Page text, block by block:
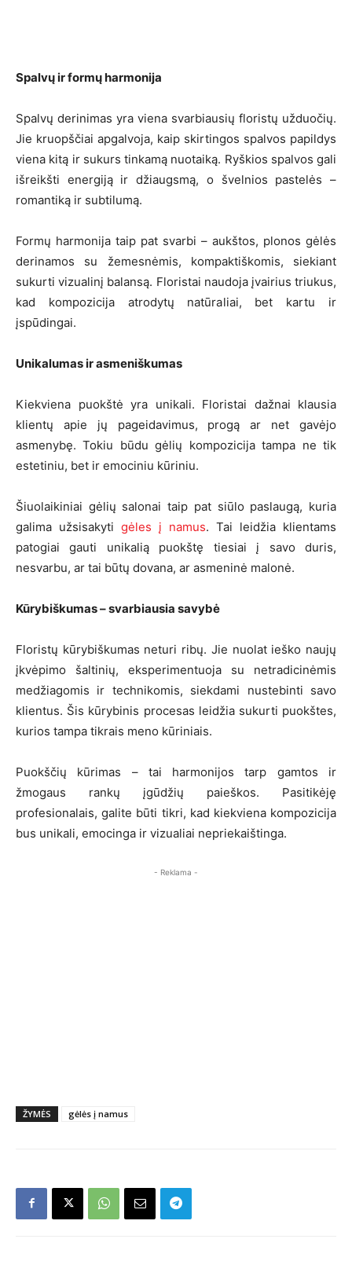
Spalvų ir formų harmonija
Spalvų derinimas yra viena svarbiausių floristų užduočių.
Jie kruopščiai apgalvoja, kaip skirtingos spalvos papildys
viena kitą ir sukurs tinkamą nuotaiką. Ryškios spalvos gali
išreikšti energiją ir džiaugsmą, o švelnios pastelės –
romantiką ir subtilumą.
Formų harmonija taip pat svarbi – aukštos, plonos gėlės
derinamos su žemesnėmis, kompaktiškomis, siekiant
sukurti vizualinį balansą. Floristai naudoja įvairius triukus,
kad kompozicija atrodytų natūraliai, bet kartu ir
įspūdingai.
Unikalumas ir asmeniškumas
Kiekviena puokštė yra unikali. Floristai dažnai klausia
klientų apie jų pageidavimus, progą ar net gavėjo
asmenybę. Tokiu būdu gėlių kompozicija tampa ne tik
estetiniu, bet ir emociniu kūriniu.
Šiuolaikiniai gėlių salonai taip pat siūlo paslaugą, kuria
galima užsisakyti gėles į namus. Tai leidžia klientams
patogiai gauti unikalią puokštę tiesiai į savo duris,
nesvarbu, ar tai būtų dovana, ar asmeninė malonė.
Kūrybiškumas – svarbiausia savybė
Floristų kūrybiškumas neturi ribų. Jie nuolat ieško naujų
įkvėpimo šaltinių, eksperimentuoja su netradicinėmis
medžiagomis ir technikomis, siekdami nustebinti savo
klientus. Šis kūrybinis procesas leidžia sukurti puokštes,
kurios tampa tikrais meno kūriniais.
Puokščių kūrimas – tai harmonijos tarp gamtos ir
žmogaus rankų įgūdžių paieškos. Pasitikėję
profesionalais, galite būti tikri, kad kiekviena kompozicija
bus unikali, emocinga ir vizualiai nepriekaištinga.
- Reklama -
ŽYMĖS gėlės į namus